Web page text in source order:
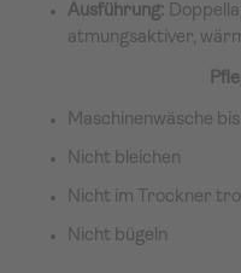
Ausführung:
atmungsaktiver,
Maschinenwäsche
Nicht bleichen
Nicht im Trockner
Nicht bügeln